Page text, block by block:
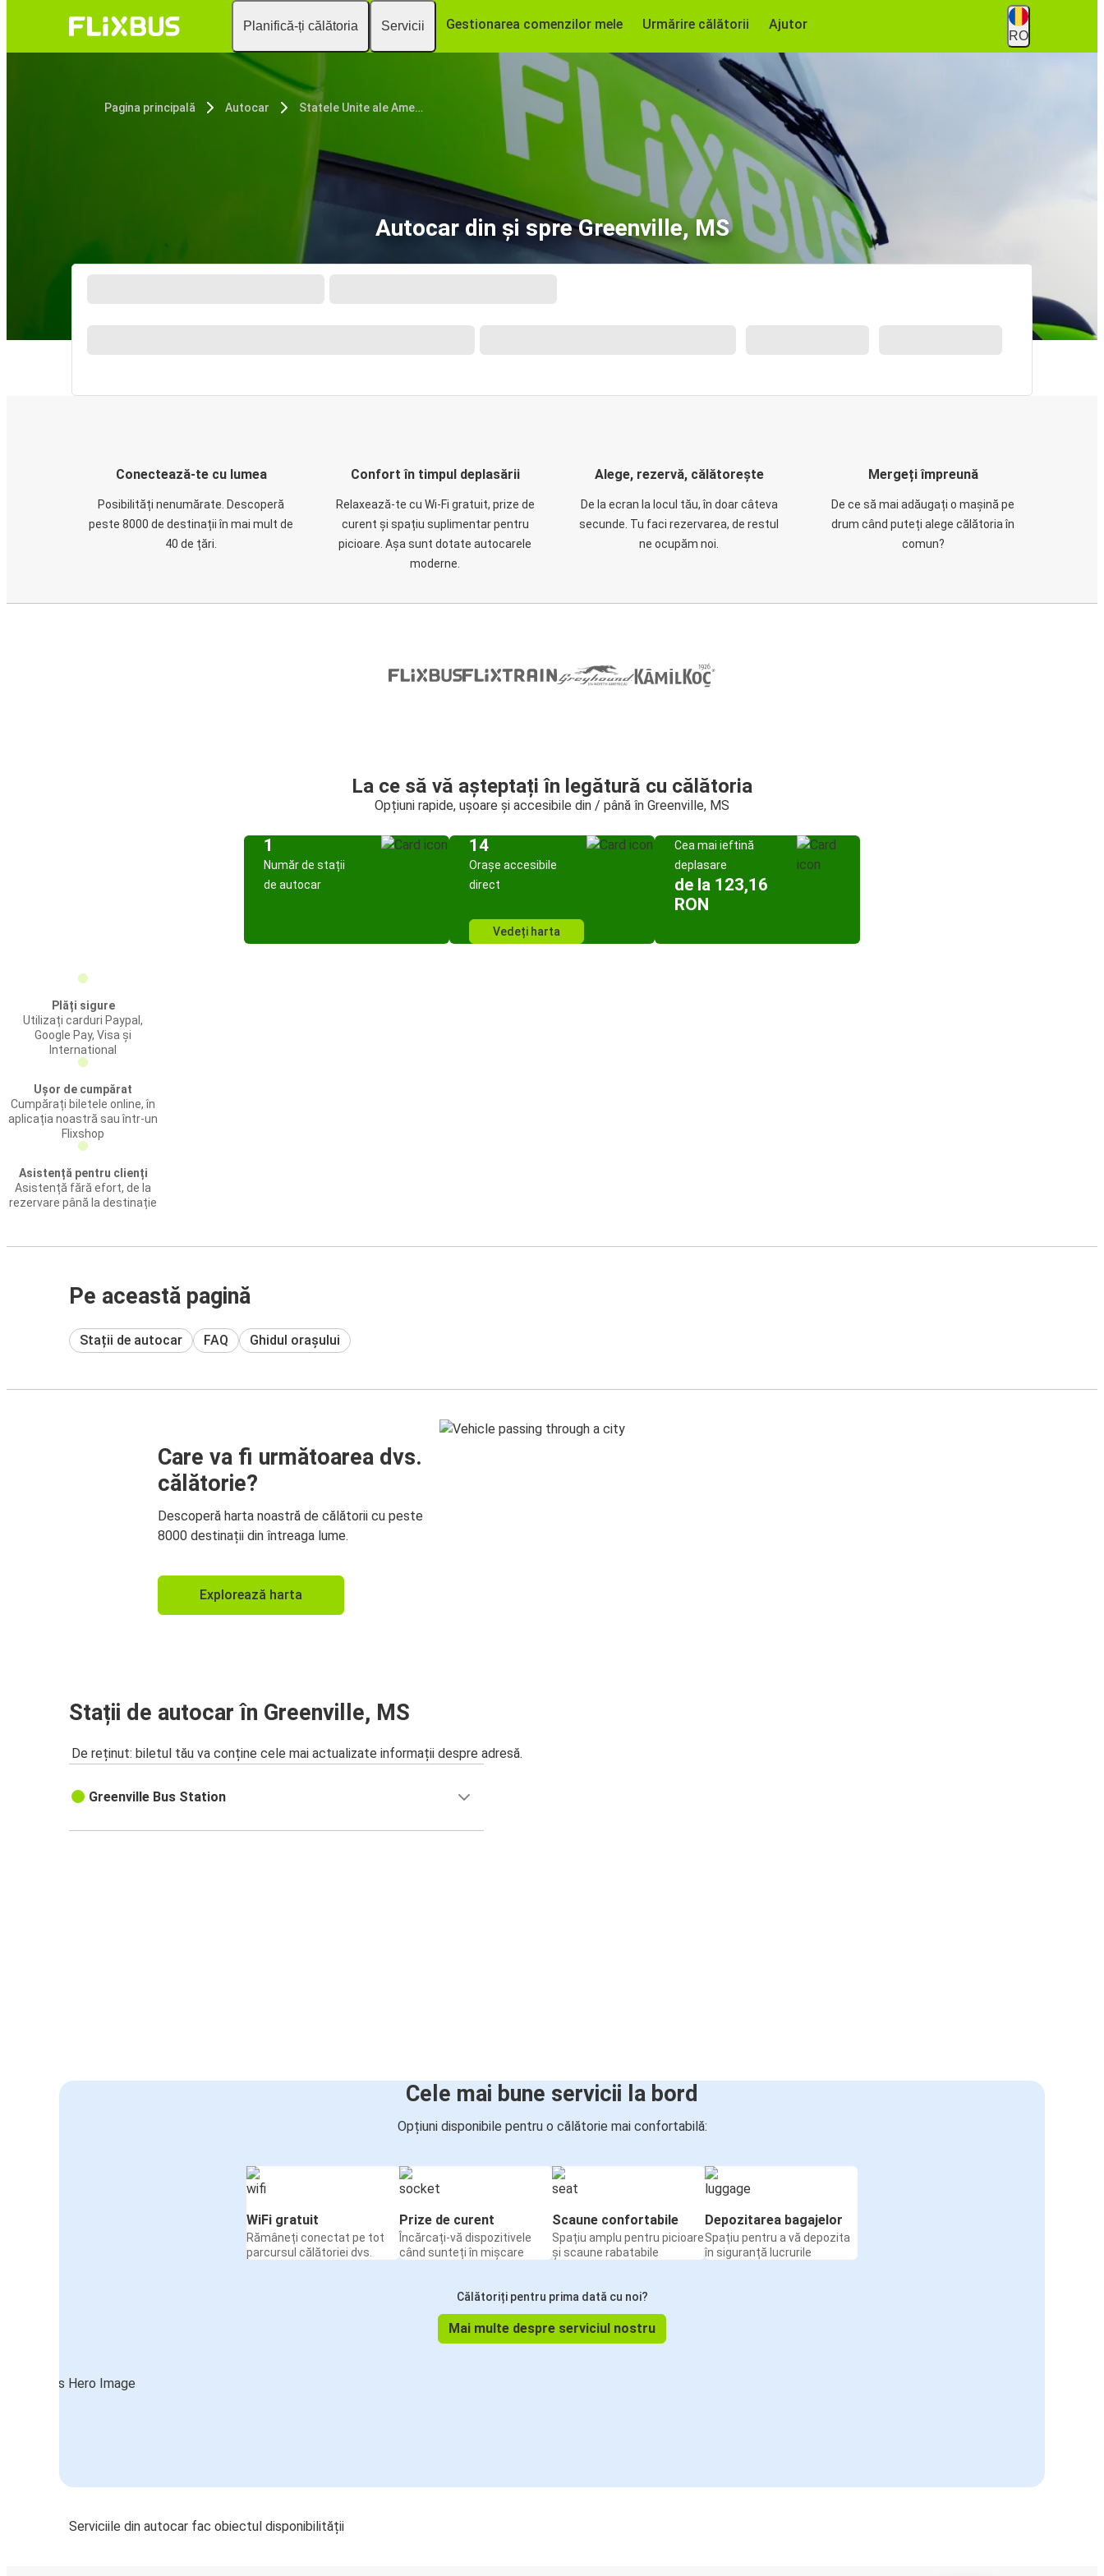
Planifică-ți călătoria Servicii Gestionarea comenzilor mele Urmărire călătorii Ajutor
RO
Pagina principală Autocar Statele Unite ale Americii
Autocar din și spre Greenville, MS
Conectează-te cu lumea
Posibilități nenumărate. Descoperă
peste 8000 de destinații în mai mult de
40 de țări.
Confort în timpul deplasării
Relaxează-te cu Wi-Fi gratuit, prize de
curent și spațiu suplimentar pentru
picioare. Așa sunt dotate autocarele
moderne.
Alege, rezervă, călătorește
De la ecran la locul tău, în doar câteva
secunde. Tu faci rezervarea, de restul
ne ocupăm noi.
Mergeți împreună
De ce să mai adăugați o mașină pe
drum când puteți alege călătoria în
comun?
La ce să vă așteptați în legătură cu călătoria
Opțiuni rapide, ușoare și accesibile din / până în Greenville, MS
1
Număr de stații
de autocar
14
Orașe accesibile
direct
Vedeți harta
Cea mai ieftină
deplasare
de la 123,16
RON
Plăți sigure
Utilizați carduri Paypal,
Google Pay, Visa și
International
Ușor de cumpărat
Cumpărați biletele online, în
aplicația noastră sau într-un
Flixshop
Asistență pentru clienți
Asistență fără efort, de la
rezervare până la destinație
Pe această pagină
Stații de autocar FAQ Ghidul orașului
Care va fi următoarea dvs.
călătorie?
Descoperă harta noastră de călătorii cu peste
8000 destinații din întreaga lume.
Explorează harta
Stații de autocar în Greenville, MS
De reținut: biletul tău va conține cele mai actualizate informații despre adresă.
Greenville Bus Station
Cele mai bune servicii la bord
Opțiuni disponibile pentru o călătorie mai confortabilă:
WiFi gratuit
Rămâneți conectat pe tot
parcursul călătoriei dvs.
Prize de curent
Încărcați-vă dispozitivele
când sunteți în mișcare
Scaune confortabile
Spațiu amplu pentru picioare
și scaune rabatabile
Depozitarea bagajelor
Spațiu pentru a vă depozita
în siguranță lucrurile
Călătoriți pentru prima dată cu noi?
Mai multe despre serviciul nostru
Serviciile din autocar fac obiectul disponibilității